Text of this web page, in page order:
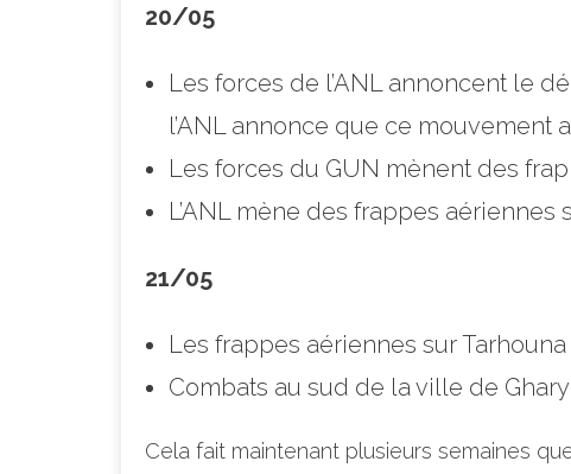
20/05
Les forces de l’ANL annoncent le
l’ANL annonce que ce
Les forces du GUN mènent des
L’ANL mène des frappes aériennes
21/05
Les frappes aériennes sur
Combats au sud de la ville de
Cela fait maintenant plusieurs semaines